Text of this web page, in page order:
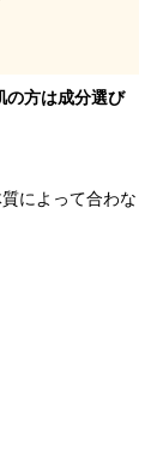
の方は成分選び
によって合わな